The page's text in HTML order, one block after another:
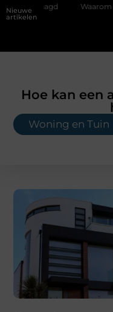
Nieuwe
artikelen
een
Hoe kan een
Woning en Tuin